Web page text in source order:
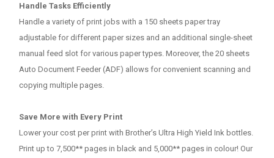
Handle Tasks Efficiently
Handle a variety of print jobs with a 150 sheets paper tray
adjustable for different paper sizes and an additional single-sheet
manual feed slot for various paper types. Moreover, the 20 sheets
Auto Document Feeder (ADF) allows for convenient scanning and
copying multiple pages.
Save More with Every Print
Lower your cost per print with Brother’s Ultra High Yield Ink bottles.
Print up to 7,500** pages in black and 5,000** pages in colour! Our